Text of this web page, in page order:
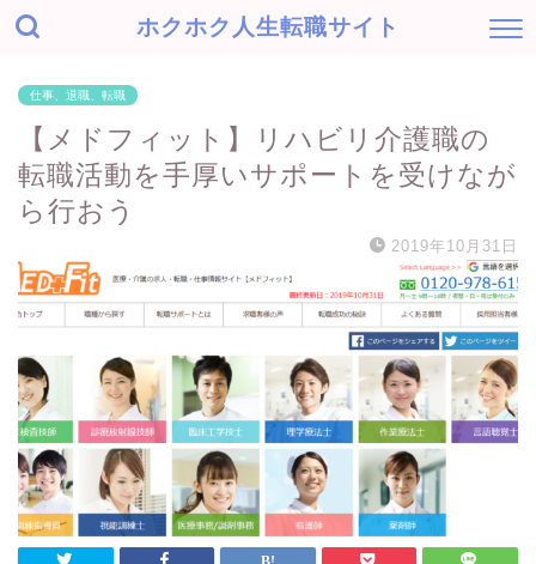
ホクホク人生転職サイト
仕事、退職、転職
【メドフィット】リハビリ介護職の
転職活動を手厚いサポートを受けなが
ら行おう
2019年10月31日